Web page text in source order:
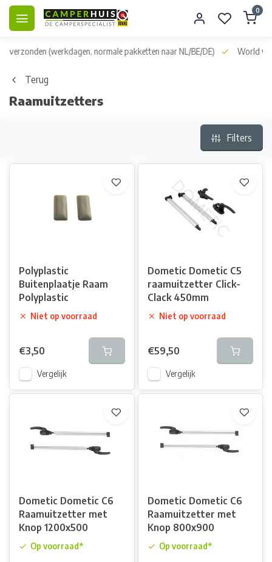
0
verzonden (werkdagen, normale pakketten naar NL/BE/DE) World
Terug
Raamuitzetters
Filters
Polyplastic
Buitenplaatje Raam
Polyplastic
Niet op voorraad
€3,50
Vergelijk
Dometic Dometic C5
raamuitzetter Click-
Clack 450mm
Niet op voorraad
€59,50
Vergelijk
Dometic Dometic C6
Raamuitzetter met
Knop 1200x500
Op voorraad*
Dometic Dometic C6
Raamuitzetter met
Knop 800x900
Op voorraad*